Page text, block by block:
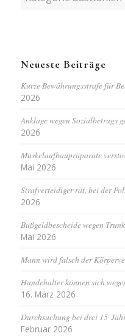
Neueste Beiträge
Kurze Bewährungsstrafe für
2026
Anklage wegen Sozialbetrugs
2026
Muskelaufbaupräparate
Mai 2026
Strafverteidiger rät, bei der
2026
Bußgeldbescheide wegen
Mai 2026
Mann wird falsch der
Hundehalter können sich
16. März 2026
Durchsuchung bei drei 15-
Februar 2026